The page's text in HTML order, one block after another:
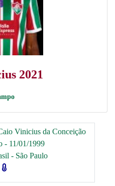
2021
Vinicius da Conceição
- 11/01/1999
- São Paulo